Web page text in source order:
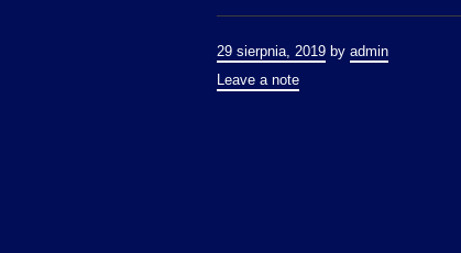
29 sierpnia, 2019 by admin
Leave a note